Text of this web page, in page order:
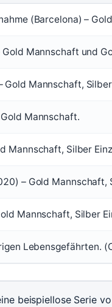
(Barcelona) –
Gold Mannschaft und
Gold Mannschaft,
Mannschaft.
Mannschaft, Silber
– Gold Mannschaft,
Mannschaft, Silber
Lebensgefährten.
beispiellose Serie